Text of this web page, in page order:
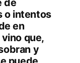
de
o intentos
en
que,
y